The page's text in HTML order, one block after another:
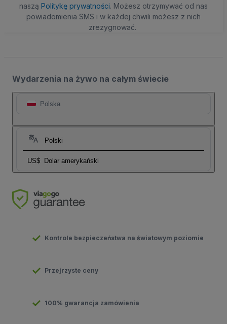
naszą Politykę prywatności. Możesz otrzymywać od nas
powiadomienia SMS i w każdej chwili możesz z nich
zrezygnować.
Wydarzenia na żywo na całym świecie
Polska
Polski
US$ Dolar amerykański
Kontrole bezpieczeństwa na światowym poziomie
Przejrzyste ceny
100% gwarancja zamówienia